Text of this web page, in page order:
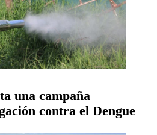
una campaña
contra el Dengue